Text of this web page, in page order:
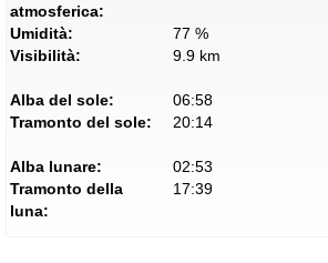
atmosferica:
Umidità:
77 %
Visibilità:
9.9 km
Alba del sole:
06:58
Tramonto del sole:
20:14
Alba lunare:
02:53
Tramonto della
luna:
17:39